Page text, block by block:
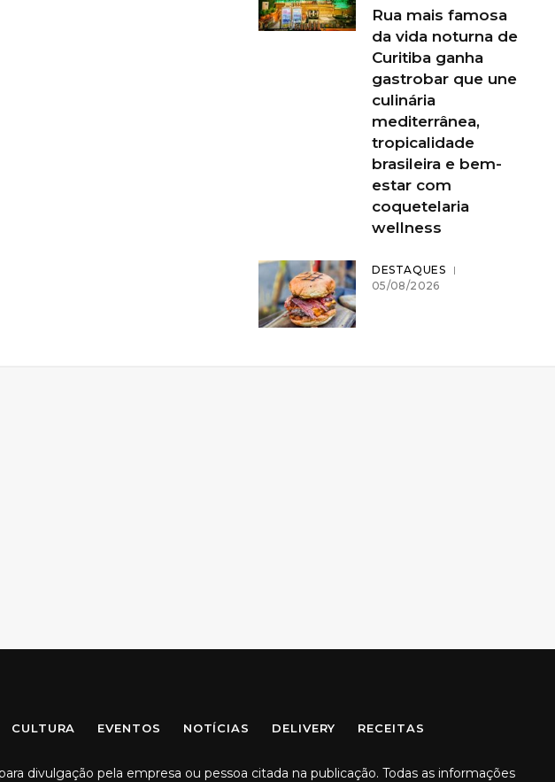
Rua mais famosa
da vida noturna de
Curitiba ganha
gastrobar que une
culinária
mediterrânea,
tropicalidade
brasileira e bem-
estar com
coquetelaria
wellness
DESTAQUES
05/08/2026
CULTURA EVENTOS NOTÍCIAS DELIVERY RECEITAS
divulgação pela empresa ou pessoa citada na publicação. Todas as informações